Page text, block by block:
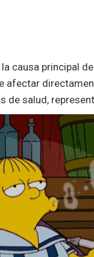
causa principal
afectar
de salud,